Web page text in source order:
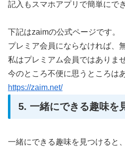
記入もスマホアプリで簡単にで
下記はzaimの公式ページです。
プレミア会員にならなければ、
私はプレミアム会員ではありま
今のところ不便に思うところは
https://zaim.net/
5. 一緒にできる趣味を
一緒にできる趣味を見つけると、